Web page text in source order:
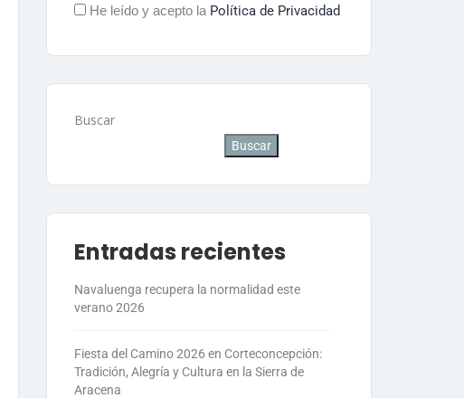
He leído y acepto la Política de Privacidad
Buscar
Buscar
Entradas recientes
Navaluenga recupera la normalidad este
verano 2026
Fiesta del Camino 2026 en Corteconcepción:
Tradición, Alegría y Cultura en la Sierra de
Aracena